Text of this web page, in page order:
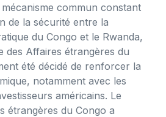
commun constant
de la sécurité entre la
du Congo et le Rwanda,
des Affaires étrangères du
été décidé de renforcer la
notamment avec les
américains. Le
étrangères du Congo a